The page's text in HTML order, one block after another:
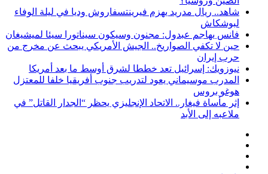
شاهد.. ريال مدريد يهزم فيرينتسفاروش وديا في ليلة الوفاء
لبوشكاش
فانس يهاجم عبدول: مجنون وسيكون سيناتورا سيئا لميشيغان
حين لا تكفي الصواريخ.. الجيش الأمريكي يبحث عن مخرج من
حرب إيران
نيوزويك: إسرائيل تعد خططا لشرق أوسط ما بعد أمريكا
المدرب موسيماني يعود لتدريب جنوب أفريقيا خلفا للمعتزل
هوغو بروس
إثر مأساة فيغار.. الاتحاد الإنجليزي يحظر “الجدار القاتل” في
ملاعبه إلى الأبد
بحث
عن
إضافة
عمود
جانبي
مقال
عشوائي
تسجيل